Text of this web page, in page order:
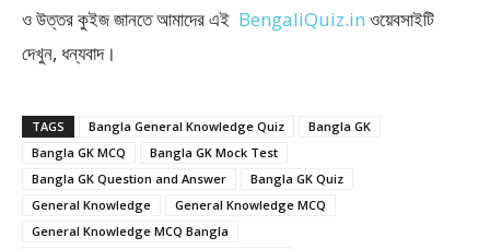
ও উত্তর কুইজ জানতে আমাদের এই BengaliQuiz.in ওয়েবসাইটি
দেখুন, ধন্যবাদ।
TAGS Bangla General Knowledge Quiz
Bangla GK
Bangla GK MCQ
Bangla GK Mock Test
Bangla GK Question and Answer
Bangla GK Quiz
General Knowledge
General Knowledge MCQ
General Knowledge MCQ Bangla